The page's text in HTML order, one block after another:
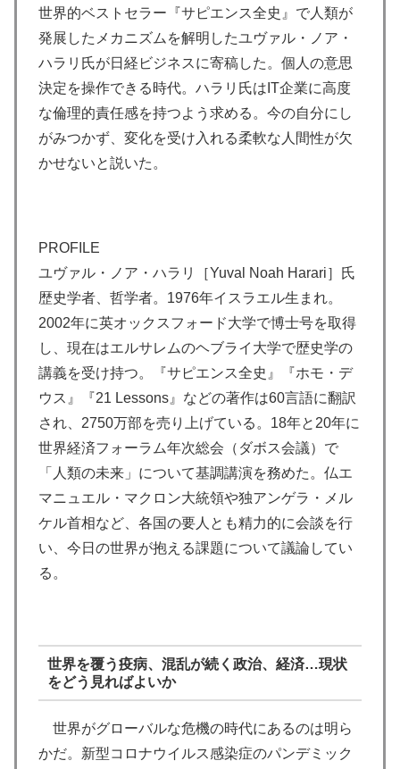
世界的ベストセラー『サピエンス全史』で人類が
発展したメカニズムを解明したユヴァル・ノア・
ハラリ氏が日経ビジネスに寄稿した。個人の意思
決定を操作できる時代。ハラリ氏はIT企業に高度
な倫理的責任感を持つよう求める。今の自分にし
がみつかず、変化を受け入れる柔軟な人間性が欠
かせないと説いた。
PROFILE
ユヴァル・ノア・ハラリ
［Yuval Noah Harari］氏
歴史学者、哲学者。1976年イスラエル生まれ。
2002年に英オックスフォード大学で博士号を取得
し、現在はエルサレムのヘブライ大学で歴史学の
講義を受け持つ。『サピエンス全史』『ホモ・デ
ウス』『21 Lessons』などの著作は60言語に翻訳
され、2750万部を売り上げている。18年と20年に
世界経済フォーラム年次総会（ダボス会議）で
「人類の未来」について基調講演を務めた。仏エ
マニュエル・マクロン大統領や独アンゲラ・メル
ケル首相など、各国の要人とも精力的に会談を行
い、今日の世界が抱える課題について議論してい
る。
世界を覆う疫病、混乱が続く政治、経済…現状
をどう見ればよいか
世界がグローバルな危機の時代にあるのは明ら
かだ。新型コロナウイルス感染症のパンデミック